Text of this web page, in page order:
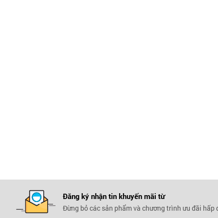
Đăng ký nhận tin khuyến mãitừ
Đừng bỏ các sản phẩm và chương trình ưu đãi hấp